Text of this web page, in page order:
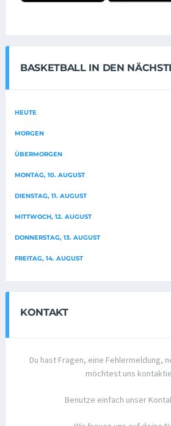
BASKETBALL IN DEN
HEUTE
MORGEN
ÜBERMORGEN
MONTAG, 10. AUGUST
DIENSTAG, 11. AUGUST
MITTWOCH, 12. AUGUST
DONNERSTAG, 13. AUGUST
FREITAG, 14. AUGUST
KONTAKT
Du hast Fragen, eine Fehlermeldung,
möchtest uns
Benutze einfach unser